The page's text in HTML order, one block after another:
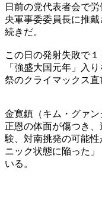
日前の党代表者会で
央軍事委委員長に推
続きだ。
この日の発射失敗で
「強盛大国元年」入
祭のクライマックス直
金寛鎮（キム・グァ
正恩の体面が傷つき
験、対南挑発の可能
ニック状態に陥った
いる。